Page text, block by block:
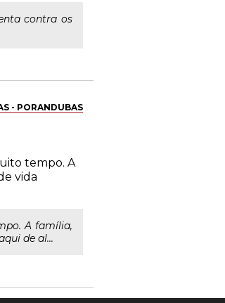
contra os
- PORANDUBAS
tempo. A
vida
A família,
de al...